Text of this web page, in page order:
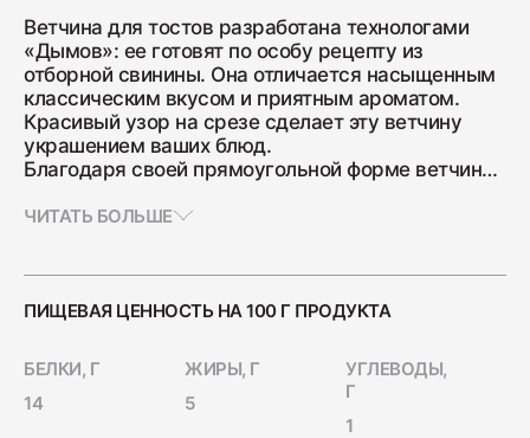
Колбаса сырокопчёная Сальчичон
260
Ветчина "Для тостов"
Ветчина для тостов разработана технологами
«Дымов»: ее готовят по особу рецепту из
отборной свинины. Она отличается насыщенным
классическим вкусом и приятным ароматом.
Красивый узор на срезе сделает эту ветчину
украшением ваших блюд.
Благодаря своей прямоугольной форме ветчина
Это отличный ингредиент для популярных
листом салата, ломтиком сыра и любимым
ЧИТАТЬ БОЛЬШЕ
ПИЩЕВАЯ ЦЕННОСТЬ НА 100 Г ПРОДУКТА
БЕЛКИ, Г
14
ЖИРЫ, Г
5
УГЛЕВОДЫ,
Г
1